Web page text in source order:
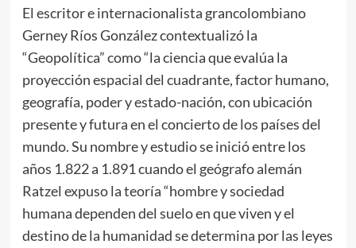
El escritor e internacionalista grancolombiano
Gerney Ríos González contextualizó la
“Geopolítica” como “la ciencia que evalúa la
proyección espacial del cuadrante, factor humano,
geografía, poder y estado-nación, con ubicación
presente y futura en el concierto de los países del
mundo. Su nombre y estudio se inició entre los
años 1.822 a 1.891 cuando el geógrafo alemán
Ratzel expuso la teoría “hombre y sociedad
humana dependen del suelo en que viven y el
destino de la humanidad se determina por las leyes